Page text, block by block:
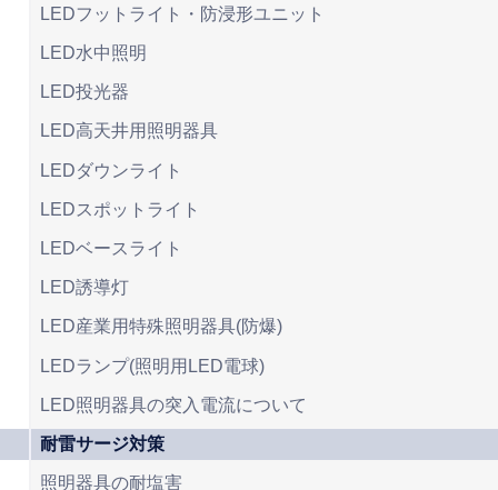
LEDフットライト・防浸形ユニット
LED水中照明
LED投光器
LED高天井用照明器具
LEDダウンライト
LEDスポットライト
LEDベースライト
LED誘導灯
LED産業用特殊照明器具(防爆)
LEDランプ(照明用LED電球)
LED照明器具の突入電流について
耐雷サージ対策
照明器具の耐塩害